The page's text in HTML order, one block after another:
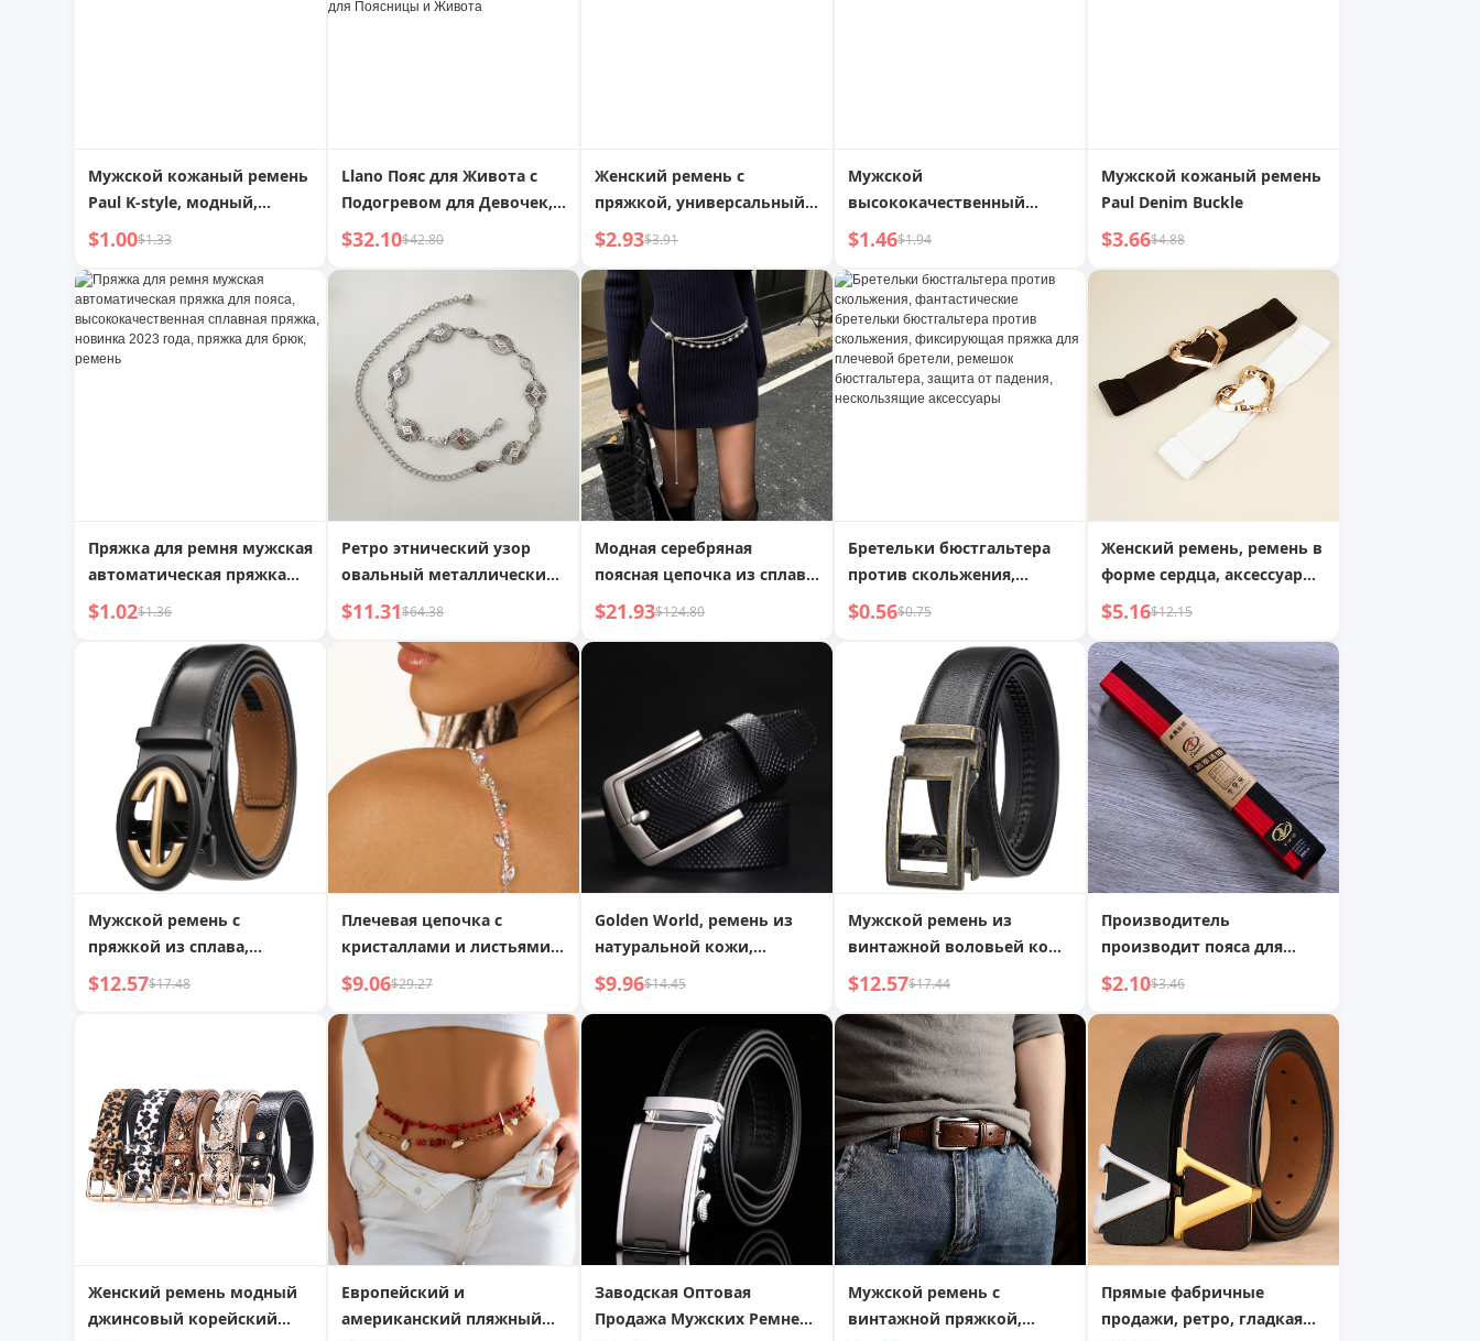
Мужской кожаный ремень
Paul K-style, модный,
повседневный, для
молодых и среднего
возраста
$1.00$1.33
Llano Пояс для Живота с
Подогревом для Девочек,
Большой Тетя, Боль в
Животе, Удобный Гаджет,
Облегчение Дисменореи,
Массажный Инструмент
для Поясницы и Живота
$32.10$42.80
Женский ремень с
пряжкой, универсальный,
стильный, нишевый, без
пробивания отверстий
$2.93$3.91
Мужской
высококачественный
джинсовый костюм для
внутреннего ношения,
пояс с зубастой пряжкой
без отверстий
$1.46$1.94
Мужской кожаный ремень
Paul Denim Buckle
$3.66$4.88
Пряжка для ремня мужская
автоматическая пряжка
для пояса,
высококачественная
сплавная пряжка, новинка
2023 года, пряжка для
брюк, ремень
$1.02$1.36
Ретро этнический узор
овальный металлический
пояс
$11.31$64.38
Модная серебряная
поясная цепочка из сплава
с жемчугом
$21.93$124.80
Бретельки бюстгальтера
против скольжения,
фантастические бретельки
бюстгальтера против
скольжения, фиксирующая
пряжка для плечевой
бретели, ремешок
бюстгальтера, защита от
падения, нескользящие
аксессуары
$0.56$0.75
Женский ремень, ремень в
форме сердца, аксессуар
для талии
$5.16$12.15
Мужской ремень с
пряжкой из сплава,
простой бизнес-ремень из
двухслойной кожи коровы
$12.57$17.48
Плечевая цепочка с
кристаллами и листьями,
европейская и
американская богемная
сексуальная цепочка для
тела
$9.06$29.27
Golden World, ремень из
натуральной кожи,
мужской, в стиле ретро, из
воловьей кожи, с
тиснением в сетку, с
пряжкой-гвоздиком,
повседневный ремень для
брюк, дропшиппинг
$9.96$14.45
Мужской ремень из
винтажной воловьей кожи
с автоматической
пряжкой, повседневный
деловой ремень для брюк
$12.57$17.44
Производитель
производит пояса для
тхэквондо, пояса для
каратэ, цветные пояса,
поясные ранги, оптовая
продажа поясов для
тхэквондо,
индивидуальная вышивка
$2.10$3.46
Женский ремень модный
джинсовый корейский
Европейский и
американский пляжный
Заводская Оптовая
Продажа Мужских Ремней
Мужской ремень с
винтажной пряжкой,
Прямые фабричные
продажи, ретро, гладкая